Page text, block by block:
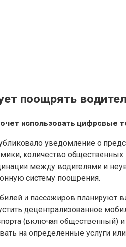
поощрять
использовать цифровые
уведомление о
количество
между водителями и
систему поощрения.
и пассажиров планируют
децентрализованное
(включая
на определенные услуги